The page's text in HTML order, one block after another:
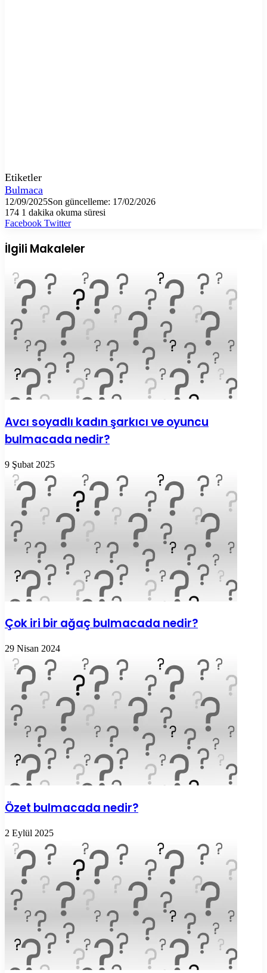
Etiketler
Bulmaca
12/09/2025Son güncelleme: 17/02/2026
174 1 dakika okuma süresi
Facebook TwitterLinkedIn
Tumblr
Pinterest
Reddit
VKontakte
E-
ile
paylaş
Yazdır
İlgili Makaleler
Avcı soyadlı kadın şarkıcı ve oyuncu
bulmacada nedir?
9 Şubat 2025
Çok iri bir ağaç bulmacada nedir?
29 Nisan 2024
Özet bulmacada nedir?
2 Eylül 2025